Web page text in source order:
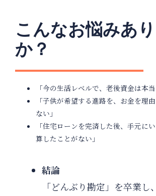
こんなお悩みあ
か？
「今の生活レベルで、老後資金は本当
「子供が希望する進路を、お金を理
ない」
「住宅ローンを完済した後、手元に
算したことがない」
結論
「どんぶり勘定」を卒業し